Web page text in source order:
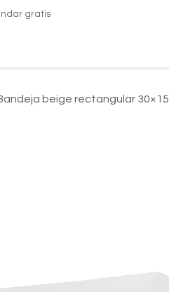
gratis
beige rectangular 30×15